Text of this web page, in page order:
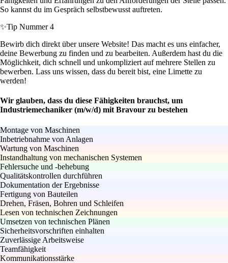
So kannst du im Gespräch selbstbewusst auftreten.
✨Tip Nummer 4
Bewirb dich direkt über unsere Website! Das macht es uns einfacher,
deine Bewerbung zu finden und zu bearbeiten. Außerdem hast du die
Möglichkeit, dich schnell und unkompliziert auf mehrere Stellen zu
bewerben. Lass uns wissen, dass du bereit bist, eine Limette zu
werden!
Wir glauben, dass du diese Fähigkeiten brauchst, um
Industriemechaniker (m/w/d) mit Bravour zu bestehen
Montage von Maschinen
Inbetriebnahme von Anlagen
Wartung von Maschinen
Instandhaltung von mechanischen Systemen
Fehlersuche und -behebung
Qualitätskontrollen durchführen
Dokumentation der Ergebnisse
Fertigung von Bauteilen
Drehen, Fräsen, Bohren und Schleifen
Lesen von technischen Zeichnungen
Umsetzen von technischen Plänen
Sicherheitsvorschriften einhalten
Zuverlässige Arbeitsweise
Teamfähigkeit
Kommunikationsstärke